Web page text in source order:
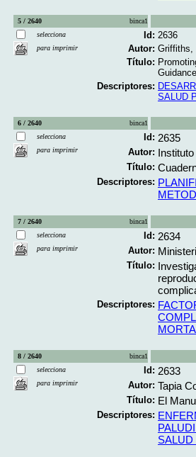
5 / 2640
binca1
selecciona
para imprimir
Id: 2636
Autor: Griffiths,
Título:
Descriptores:
SALUD
6 / 2640
binca1
selecciona
para imprimir
Id: 2635
Autor:
Título:
Descriptores:
7 / 2640
binca1
selecciona
para imprimir
Id: 2634
Autor:
Título:
Descriptores:
8 / 2640
binca1
selecciona
para imprimir
Id: 2633
Autor: Tapia
Título: El
Descriptores: